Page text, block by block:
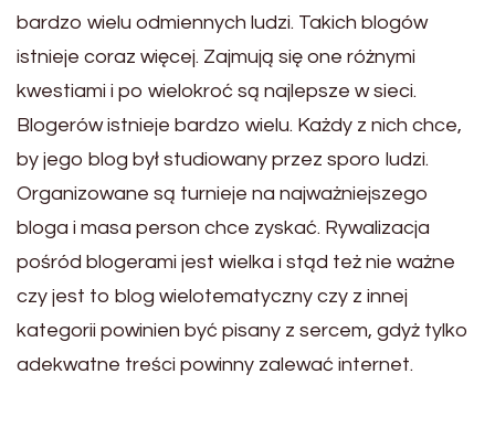
bardzo wielu odmiennych ludzi. Takich blogów
istnieje coraz więcej. Zajmują się one różnymi
kwestiami i po wielokroć są najlepsze w sieci.
Blogerów istnieje bardzo wielu. Każdy z nich chce,
by jego blog był studiowany przez sporo ludzi.
Organizowane są turnieje na najważniejszego
bloga i masa person chce zyskać. Rywalizacja
pośród blogerami jest wielka i stąd też nie ważne
czy jest to blog wielotematyczny czy z innej
kategorii powinien być pisany z sercem, gdyż tylko
adekwatne treści powinny zalewać internet.